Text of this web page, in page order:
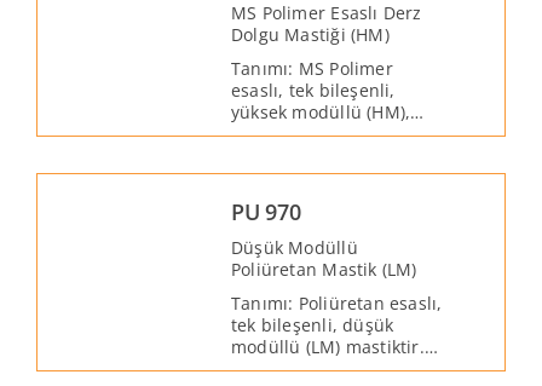
MS Polimer Esaslı Derz
Dolgu Mastiği (HM)
Tanımı: MS Polimer
esaslı, tek bileşenli,
yüksek modüllü (HM),
elastik, solvent ve
hibrid yapı derz dolgu
mastiği ve
yapıştırıcısıdır. Çatı,
cephe, sandviç panel,
konteyner, ahşap, metal,
kompozit ve prefabrike
montaj işlerinin
yapıştırılması ve
sızdırmazlığı için
geliştirilmiştir.
PU 970
Düşük Modüllü
Poliüretan Mastik (LM)
Tanımı: Poliüretan esaslı,
tek bileşenli, düşük
modüllü (LM) mastiktir.
Yapı elemanlarının her